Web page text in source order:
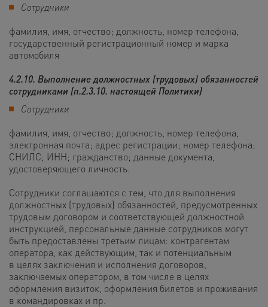
Сотрудники
фамилия, имя, отчество; должность, номер телефона,
государственный регистрационный номер и марка
автомобиля
4.2.10. Выполнение должностных (трудовых) обязанностей
сотрудниками (п.2.3.10. настоящей Политики)
Сотрудники
фамилия, имя, отчество; должность, номер телефона,
электронная почта; адрес регистрации; номер телефона;
СНИЛС; ИНН; гражданство; данные документа,
удостоверяющего личность
Сотрудники соглашаются с тем, что для выполнения
должностных (трудовых) обязанностей, предусмотренных
трудовым договором и соответствующей должностной
инструкцией, персональные данные сотрудников могут
быть предоставлены третьим лицам: контрагентам
оператора, как действующим, так и потенциальным
в целях заключения и исполнения договоров,
заключаемых оператором, в том числе в целях
оформления визиток, оформления билетов и проживания
в командировках и пр.